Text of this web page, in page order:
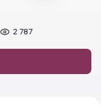
2 787